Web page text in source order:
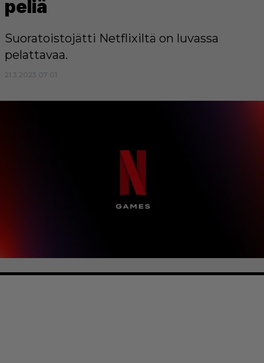
peliä
Suoratoistojätti Netflixiltä on luvassa
pelattavaa.
21.3.2023 07:01